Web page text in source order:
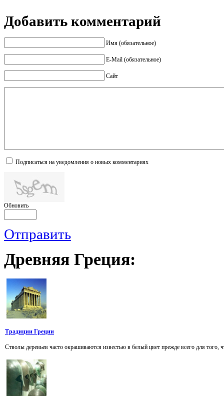
Добавить комментарий
Имя (обязательное)
E-Mail (обязательное)
Сайт
Подписаться на уведомления о новых комментариях
Обновить
Отправить
Древняя Греция:
Традиции Греции
Стволы деревьев часто окрашиваются известью в белый цвет прежде всего для